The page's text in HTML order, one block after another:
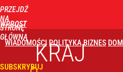
PRZEJDŹ
NA
STRONĘ
GŁÓWNĄ
WPROST
WIADOMOŚCI POLITYKA BIZNES DOM
SUBSKRYBUJKRAJ